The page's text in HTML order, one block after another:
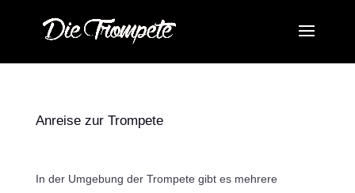
Anreise zur Trompete
In der Umgebung der Trompete gibt es mehrere